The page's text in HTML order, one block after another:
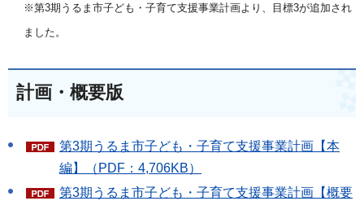
※第3期うるま市子ども・子育て支援事業計画より、目標3が追加され
ました。
計画・概要版
第3期うるま市子ども・子育て支援事業計画【本
編】（PDF：4,706KB）
第3期うるま市子ども・子育て支援事業計画【概要